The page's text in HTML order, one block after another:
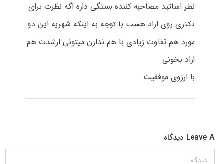
نظر اساتید مصاحبه کننده بستگی داره اگه نظرت برای
دکتری روی ازاد هست با توجه به اینکه شهریه این دو
مورد هم تفاوت زیادی با هم ندارن میتونی ارشدت هم
ازاد بخونی
با ارزوی موفقیت
Leave A دیدگاه
دیدگاه